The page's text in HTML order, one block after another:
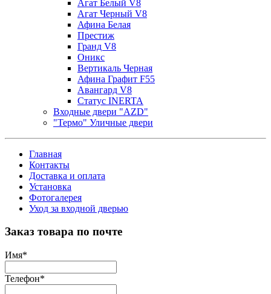
Агат Белый V8
Агат Черный V8
Афина Белая
Престиж
Гранд V8
Оникс
Вертикаль Черная
Афина Графит F55
Авангард V8
Статус INERTA
Входные двери "AZD"
"Термо" Уличные двери
Главная
Контакты
Доставка и оплата
Установка
Фотогалерея
Уход за входной дверью
Заказ товара по почте
Имя*
Телефон*